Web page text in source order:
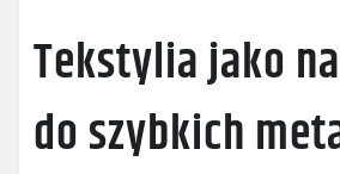
Tekstylia jako
do szybkich